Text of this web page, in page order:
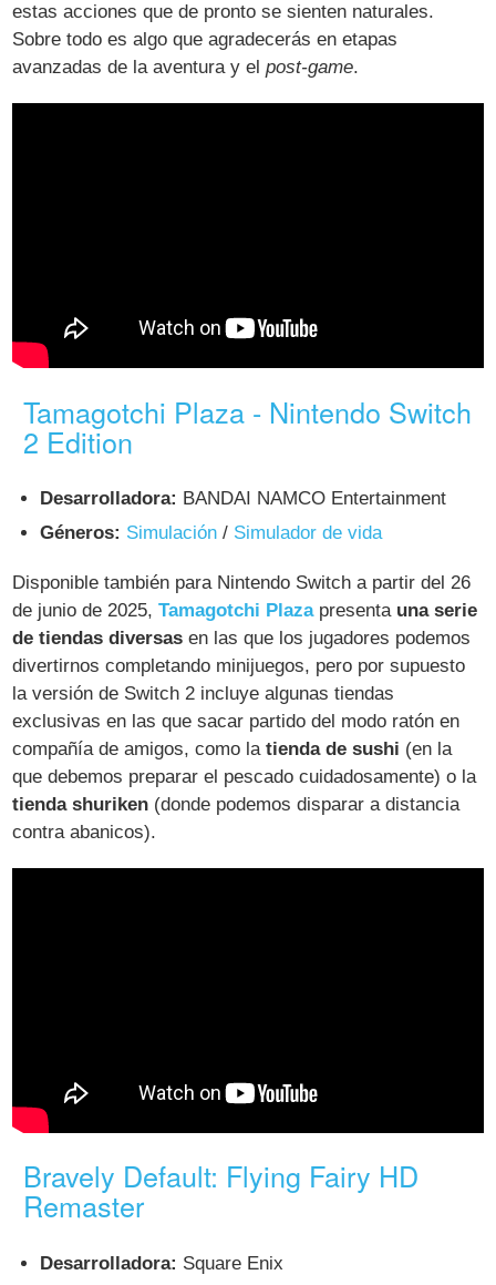
estas acciones que de pronto se sienten naturales.
Sobre todo es algo que agradecerás en etapas
avanzadas de la aventura y elpost-game.
Tamagotchi Plaza - Nintendo Switch
2 Edition
Desarrolladora: BANDAI NAMCO Entertainment
Géneros: Simulación / Simulador de vida
Disponible también para Nintendo Switch a partir del 26
de junio de 2025,Tamagotchi Plazapresenta una serie
de tiendas diversas en las que los jugadores podemos
divertirnos completando minijuegos, pero por supuesto
la versión de Switch 2 incluye algunas tiendas
exclusivas en las que sacar partido del modo ratón en
compañía de amigos, como latienda de sushi (en la
que debemos preparar el pescado cuidadosamente) o la
tienda shuriken (donde podemos disparar a distancia
contra abanicos).
Bravely Default: Flying Fairy HD
Remaster
Desarrolladora: Square Enix